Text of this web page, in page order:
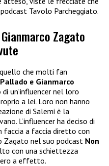
Tavolo Parcheggiato.
Zagato
che molti fan
e Gianmarco
un’influencer nel loro
a lei. Loro non hanno
di Salemi è la
L’influencer ha deciso di
a faccia diretto con
Zagato nel suo podcast Non
con una schiettezza
a effetto.